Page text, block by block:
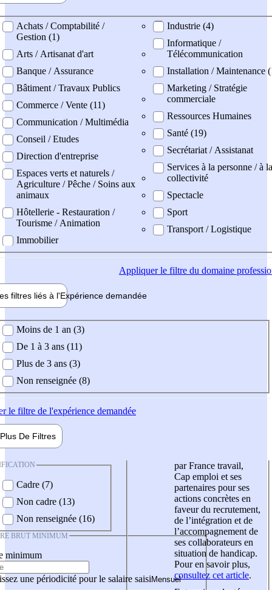
professionel
Achats / Comptabilité /
Gestion (1)
Arts / Artisanat d'art
Banque / Assurance
Bâtiment / Travaux Publics
Commerce / Vente (11)
Communication / Multimédia
Conseil / Etudes
Direction d'entreprise
Espaces verts et naturels /
Agriculture / Pêche / Soins aux
animaux
Hôtellerie - Restauration /
Tourisme / Animation
Immobilier
Industrie (4)
Informatique /
Télécommunication
Installation / Maintenance
Marketing / Stratégie
commerciale
Ressources Humaines
Santé (19)
Secrétariat / Assistanat
Services à la personne / à la
collectivité
Spectacle
Sport
Transport / Logistique
Appliquerle filtre du domaine
filtres liés à l'Expérience demandée
demandée
Moins de 1 an (3)
De 1 à 3 ans (11)
Plus de 3 ans (3)
Non renseignée (8)
le filtre de l'expérience demandée
Plus De Filtres
Cadre (7)
Non cadre (13)
Non renseignée (16)
BRUT MINIMUM
minimum
une périodicité pour le salaire saisi
par France travail,
Cap emploi et ses
partenaires pour ses
actions concrètes en
faveur du recrutement,
de l’intégration et de
l’accompagnement de
ses collaborateurs en
situation de handicap.
Pour en savoir plus,
consultez cet article.